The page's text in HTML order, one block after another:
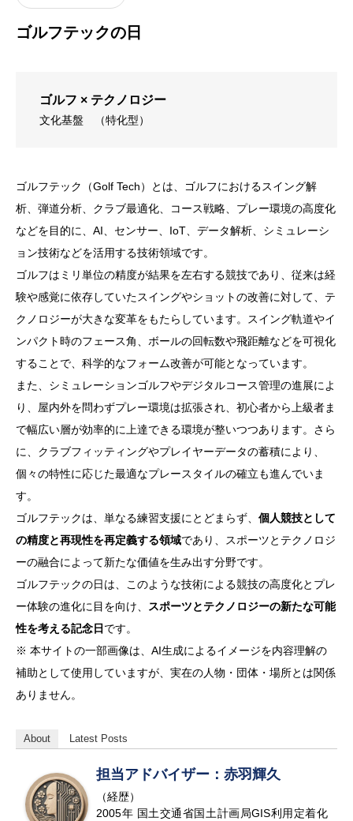
ゴルフテックの日
ゴルフ × テクノロジー
文化基盤 （特化型）
ゴルフテック（Golf Tech）とは、ゴルフにおけるスイング解
析、弾道分析、クラブ最適化、コース戦略、プレー環境の高度化
などを目的に、AI、センサー、IoT、データ解析、シミュレーシ
ョン技術などを活用する技術領域です。
ゴルフはミリ単位の精度が結果を左右する競技であり、従来は経
験や感覚に依存していたスイングやショットの改善に対して、テ
クノロジーが大きな変革をもたらしています。スイング軌道やイ
ンパクト時のフェース角、ボールの回転数や飛距離などを可視化
することで、科学的なフォーム改善が可能となっています。
また、シミュレーションゴルフやデジタルコース管理の進展によ
り、屋内外を問わずプレー環境は拡張され、初心者から上級者ま
で幅広い層が効率的に上達できる環境が整いつつあります。さら
に、クラブフィッティングやプレイヤーデータの蓄積により、
個々の特性に応じた最適なプレースタイルの確立も進んでいま
す。
ゴルフテックは、単なる練習支援にとどまらず、 個人競技として
の精度と再現性を再定義する領域であり、スポーツとテクノロジ
ーの融合によって新たな価値を生み出す分野です。
ゴルフテックの日は、このような技術による競技の高度化とプレ
ー体験の進化に目を向け、
スポーツとテクノロジーの新たな可能
性を考える記念日 です。
※ 本サイトの一部画像は、AI生成によるイメージを内容理解の
補助として使用していますが、実在の人物・団体・場所とは関係
ありません。
About Latest Posts
担当アドバイザー：赤羽輝久
（経歴）
2005年 国土交通省国土計画局GIS利用定着化